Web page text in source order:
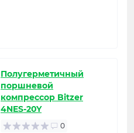
Полугерметичный
поршневой
компрессор Bitzer
4NES-20Y
0